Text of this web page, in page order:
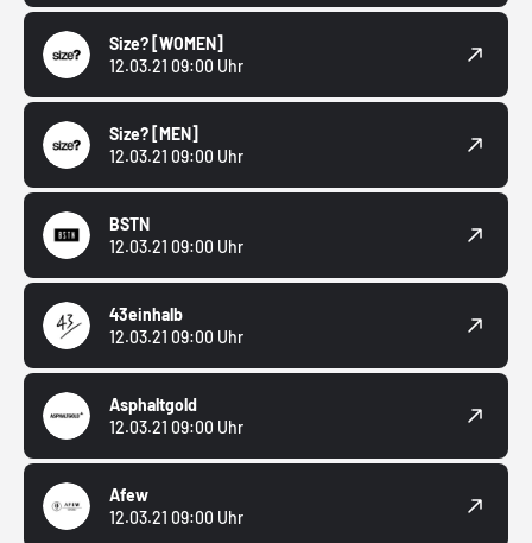
Size? [WOMEN]
12.03.21 09:00 Uhr
Size? [MEN]
12.03.21 09:00 Uhr
BSTN
12.03.21 09:00 Uhr
43einhalb
12.03.21 09:00 Uhr
Asphaltgold
12.03.21 09:00 Uhr
Afew
12.03.21 09:00 Uhr